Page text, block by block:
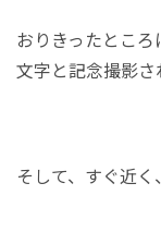
おりきったとこ
文字と記念撮影さ
そして、すぐ近く